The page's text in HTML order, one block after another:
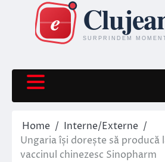
content
Home
Interne/Externe
Ungaria își dorește să producă
vaccinul chinezesc Sinopharm